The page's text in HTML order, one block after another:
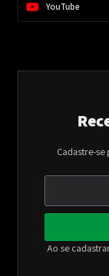
YouTube
Cadastre-
Ao se